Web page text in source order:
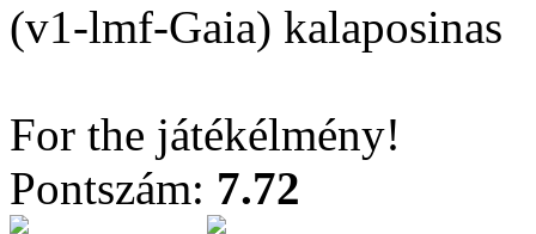
(v1-lmf-Gaia) kalaposinas
For the játékélmény!
Pontszám: 7.72